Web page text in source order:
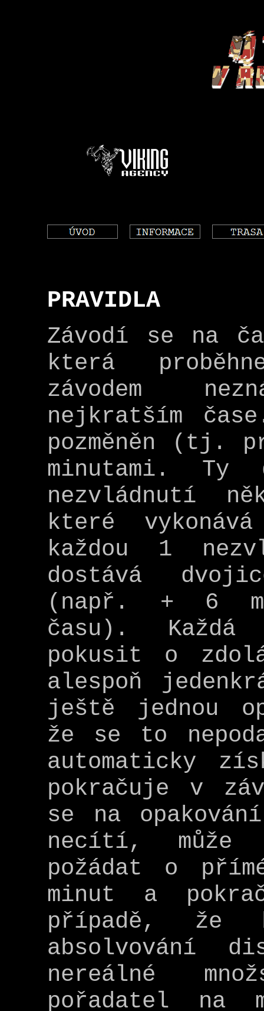
PRAVIDLA
Závodí se na
která
závodem
nejkratším
pozměněn (tj.
minutami.
nezvládnutí
které
každou 1
dostává
(např. + 6
času).
pokusit o
alespoň
ještě jednou
že se to
automaticky
pokračuje v
se na
necítí, může
požádat o
minut a
případě, že
absolvování
nereálné
pořadatel na